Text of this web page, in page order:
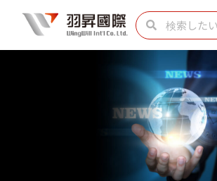
を
検
索 索